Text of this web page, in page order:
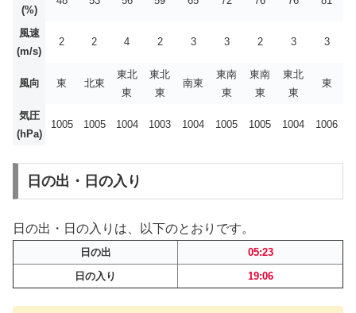
(%)
風速
(m/s)
2 2 4 2 3 3 2 3 3
風向 東 北東
東北
東
東北
東
南東
東南
東
東南
東
東北
東
東
気圧
(hPa)
1005 1005 1004 1003 1004 1005 1005 1004 1006
日の出・日の入り
日の出・日の入りは、以下のとおりです。
日の出
05:23
日の入り
19:06